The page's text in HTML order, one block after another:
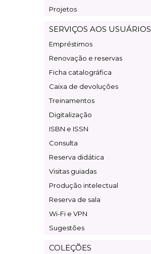
Projetos
SERVIÇOS AOS USUÁRIOS
Empréstimos
Renovação e reservas
Ficha catalográfica
Caixa de devoluções
Treinamentos
Digitalização
ISBN e ISSN
Consulta
Reserva didática
Visitas guiadas
Produção intelectual
Reserva de sala
Wi-Fi e VPN
Sugestões
COLEÇÕES